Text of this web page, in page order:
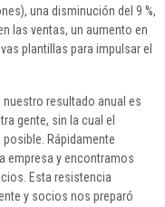
una disminución del 9 %,
las ventas, un aumento en
plantillas para impulsar el
nuestro resultado anual es
gente, sin la cual el
Rápidamente
empresa y encontramos
Esta resistencia
y socios nos preparó